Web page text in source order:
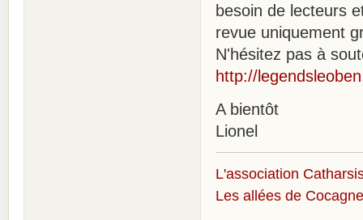
besoin de lecteurs
revue uniquement
N'hésitez pas à
http://
A bientôt
Lionel
L'association
Les allées de